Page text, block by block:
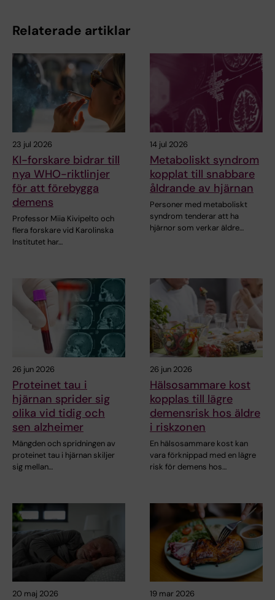
Relaterade artiklar
23 jul 2026
KI-forskare bidrar till
nya WHO-riktlinjer
för att förebygga
demens
Professor Miia Kivipelto och
flera forskare vid Karolinska
Institutet har…
14 jul 2026
Metaboliskt syndrom
kopplat till snabbare
åldrande av hjärnan
Personer med metaboliskt
syndrom tenderar att ha
hjärnor som verkar äldre…
26 jun 2026
Proteinet tau i
hjärnan sprider sig
olika vid tidig och
sen alzheimer
Mängden och spridningen av
proteinet tau i hjärnan skiljer
sig mellan…
26 jun 2026
Hälsosammare kost
kopplas till lägre
demensrisk hos äldre
i riskzonen
En hälsosammare kost kan
vara förknippad med en lägre
risk för demens hos…
20 maj 2026 19 mar 2026